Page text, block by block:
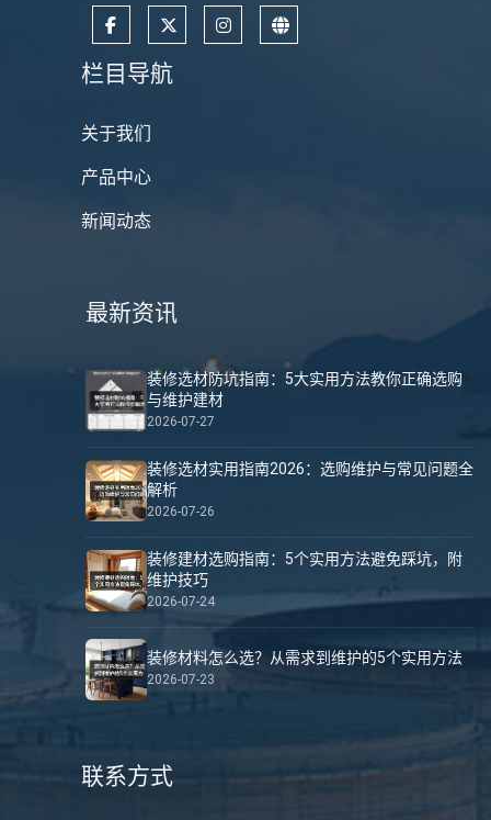
栏目导航
关于我们
产品中心
新闻动态
最新资讯
装修选材防坑指南：5大实用方法教你正确选购
与维护建材
2026-07-27
装修选材实用指南2026：选购维护与常见问题全
解析
2026-07-26
装修建材选购指南：5个实用方法避免踩坑，附
维护技巧
2026-07-24
装修材料怎么选？从需求到维护的5个实用方法
2026-07-23
联系方式